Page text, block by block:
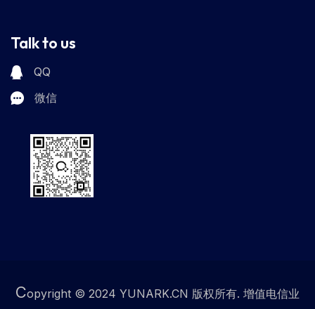
Talk to us
QQ
微信
Copyright © 2024 YUNARK.CN 版权所有. 增值电信业